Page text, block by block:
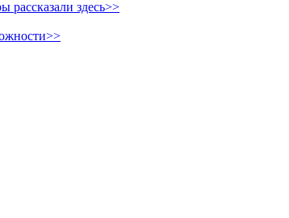
здесь>>